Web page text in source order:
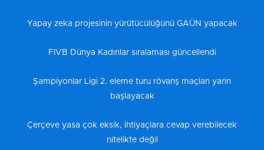
Yapay zeka projesinin yürütücülüğünü GAÜN yapacak
FIVB Dünya Kadınlar sıralaması güncellendi
Şampiyonlar Ligi 2. eleme turu rövanş maçları yarın
başlayacak
Çerçeve yasa çok eksik, ihtiyaçlara cevap verebilecek
nitelikte değil